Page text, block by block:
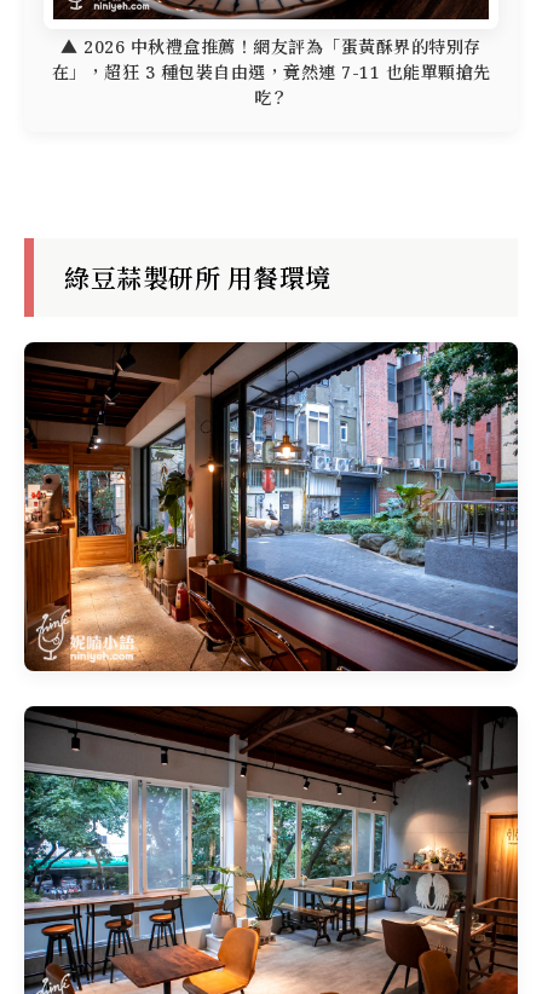
▲ 2026 中秋禮盒推薦！網友評為「蛋黃酥界的特別存
在」，超狂 3 種包裝自由選，竟然連 7-11 也能單顆搶先
吃？
綠豆蒜製研所 用餐環境